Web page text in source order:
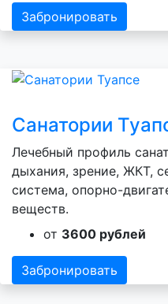
Забронировать
Санатории
Лечебный профиль
дыхания, зрение, ЖКТ,
система, опорно-
веществ.
от 3600 рублей
Забронировать